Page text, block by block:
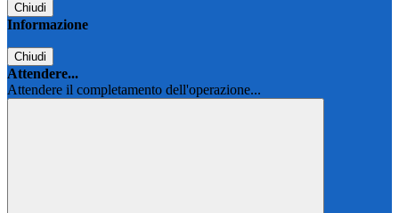
Chiudi
Informazione
Chiudi
Attendere...
Attendere il completamento dell'operazione...